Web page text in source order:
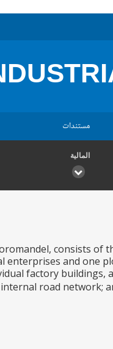
مستندات
المالية
consists of
and one
factory buildings,
road network;